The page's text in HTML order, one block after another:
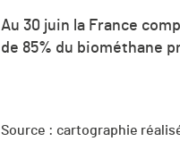
Au 30 juin la France
de 85% du biométhane
Source : cartographie